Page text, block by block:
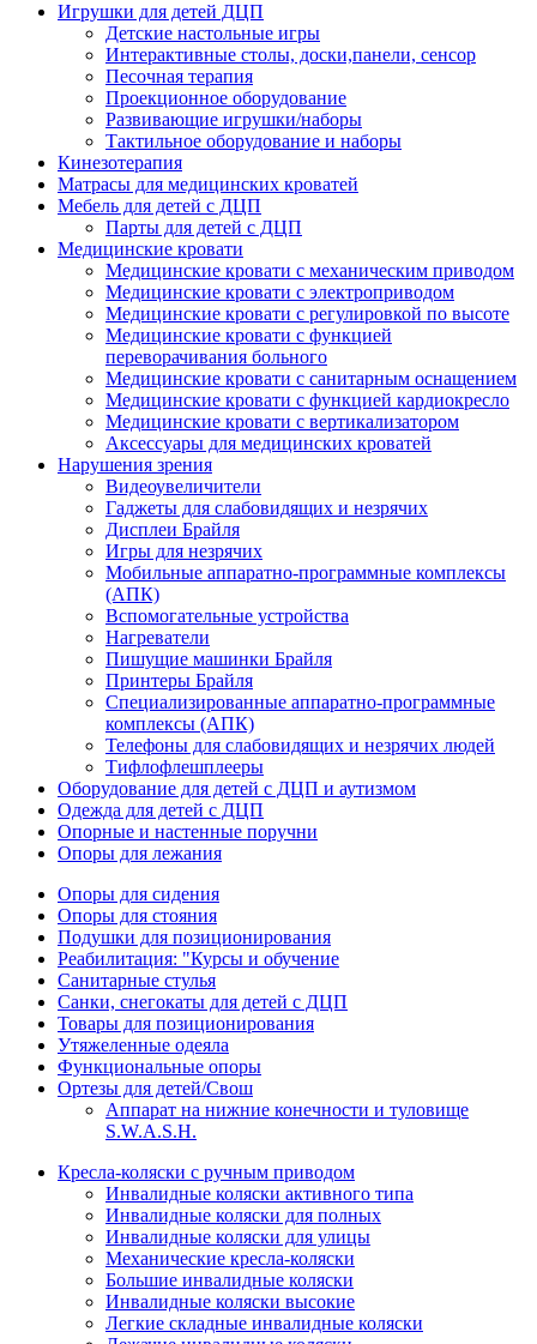
Игрушки для детей ДЦП
Детские настольные игры
Интерактивные столы, доски,панели, сенсор
Песочная терапия
Проекционное оборудование
Развивающие игрушки/наборы
Тактильное оборудование и наборы
Кинезотерапия
Матрасы для медицинских кроватей
Мебель для детей с ДЦП
Парты для детей с ДЦП
Медицинские кровати
Медицинские кровати с механическим приводом
Медицинские кровати с электроприводом
Медицинские кровати с регулировкой по высоте
Медицинские кровати с функцией
переворачивания больного
Медицинские кровати с санитарным оснащением
Медицинские кровати с функцией кардиокресло
Медицинские кровати с вертикализатором
Аксессуары для медицинских кроватей
Нарушения зрения
Видеоувеличители
Гаджеты для слабовидящих и незрячих
Дисплеи Брайля
Игры для незрячих
Мобильные аппаратно-программные комплексы
(АПК)
Вспомогательные устройства
Нагреватели
Пишущие машинки Брайля
Принтеры Брайля
Специализированные аппаратно-программные
комплексы (АПК)
Телефоны для слабовидящих и незрячих людей
Тифлофлешплееры
Оборудование для детей с ДЦП и аутизмом
Одежда для детей с ДЦП
Опорные и настенные поручни
Опоры для лежания
Опоры для сидения
Опоры для стояния
Подушки для позиционирования
Реабилитация: "Курсы и обучение
Санитарные стулья
Санки, снегокаты для детей с ДЦП
Товары для позиционирования
Утяжеленные одеяла
Функциональные опоры
Ортезы для детей/Свош
Аппарат на нижние конечности и туловище
S.W.A.S.H.
Кресла-коляски с ручным приводом
Инвалидные коляски активного типа
Инвалидные коляски для полных
Инвалидные коляски для улицы
Механические кресла-коляски
Большие инвалидные коляски
Инвалидные коляски высокие
Легкие складные инвалидные коляски